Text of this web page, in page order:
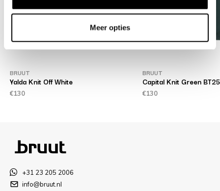
Meer opties
BRUUT
Yalda Knit Off White
€130
BRUUT
Capital Knit Green
€130
+31 23 205 2006
info@bruut.nl